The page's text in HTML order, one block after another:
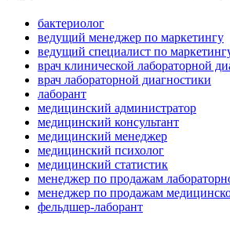
бактериолог
ведущий менеджер по маркетингу
ведущий специалист по
врач клинической лабораторной
врач лабораторной диагностики
лаборант
медицинский администратор
медицинский консультант
медицинский менеджер
медицинский психолог
медицинский статистик
менеджер по продажам
менеджер по продажам
фельдшер-лаборант